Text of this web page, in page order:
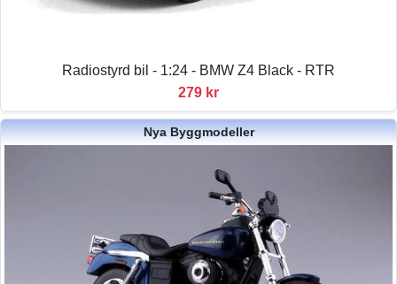
Radiostyrd bil - 1:24 - BMW Z4 Black - RTR
279 kr
Nya Byggmodeller